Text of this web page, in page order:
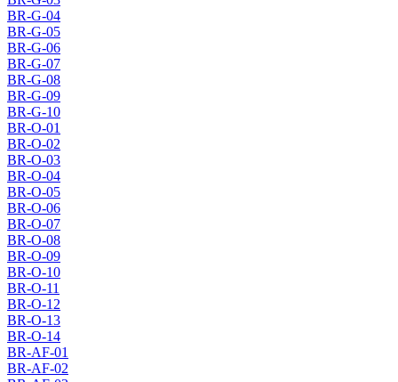
BR-G-04
BR-G-05
BR-G-06
BR-G-07
BR-G-08
BR-G-09
BR-G-10
BR-O-01
BR-O-02
BR-O-03
BR-O-04
BR-O-05
BR-O-06
BR-O-07
BR-O-08
BR-O-09
BR-O-10
BR-O-11
BR-O-12
BR-O-13
BR-O-14
BR-AF-01
BR-AF-02